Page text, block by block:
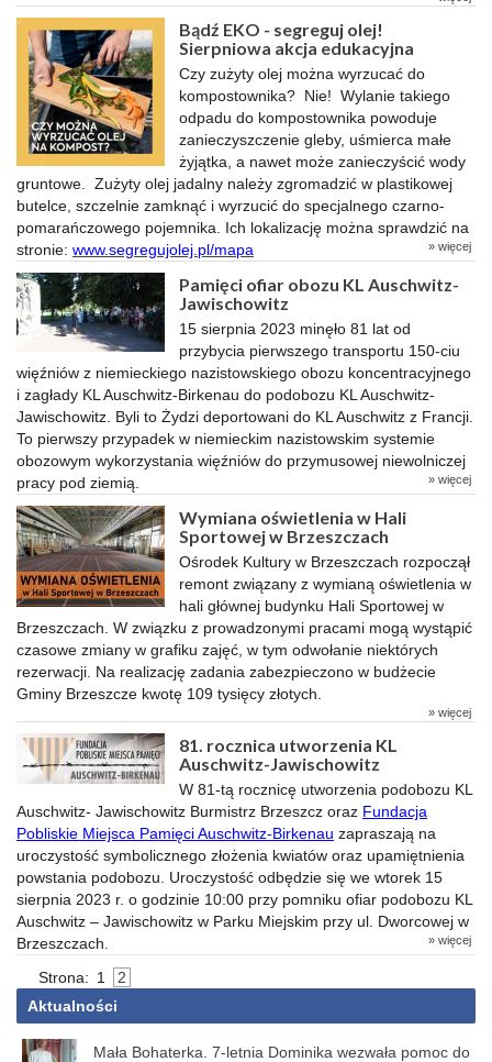
Bądź EKO - segreguj olej!
Sierpniowa akcja edukacyjna
Czy zużyty olej można wyrzucać do
kompostownika? Nie! Wylanie takiego
odpadu do kompostownika powoduje
zanieczyszczenie gleby, uśmierca małe
żyjątka, a nawet może zanieczyścić wody
gruntowe. Zużyty olej jadalny należy zgromadzić w plastikowej
butelce, szczelnie zamknąć i wyrzucić do specjalnego czarno-
pomarańczowego pojemnika. Ich lokalizację można sprawdzić na
stronie: www.segregujolej.pl/mapa » więcej
Pamięci ofiar obozu KL Auschwitz-
Jawischowitz
15 sierpnia 2023 minęło 81 lat od
przybycia pierwszego transportu 150-ciu
więźniów z niemieckiego nazistowskiego obozu koncentracyjnego
i zagłady KL Auschwitz-Birkenau do podobozu KL Auschwitz-
Jawischowitz. Byli to Żydzi deportowani do KL Auschwitz z Francji.
To pierwszy przypadek w niemieckim nazistowskim systemie
obozowym wykorzystania więźniów do przymusowej niewolniczej
pracy pod ziemią.
» więcej
Wymiana oświetlenia w Hali
Sportowej w Brzeszczach
Ośrodek Kultury w Brzeszczach rozpoczął
remont związany z wymianą oświetlenia w
hali głównej budynku Hali Sportowej w
Brzeszczach. W związku z prowadzonymi pracami mogą wystąpić
czasowe zmiany w grafiku zajęć, w tym odwołanie niektórych
rezerwacji. Na realizację zadania zabezpieczono w budżecie
Gminy Brzeszcze kwotę 109 tysięcy złotych.
» więcej
81. rocznica utworzenia KL
Auschwitz-Jawischowitz
W 81-tą rocznicę utworzenia podobozu KL
Auschwitz- Jawischowitz Burmistrz Brzeszcz oraz Fundacja
Pobliskie Miejsca Pamięci Auschwitz-Birkenau zapraszają na
uroczystość symbolicznego złożenia kwiatów oraz upamiętnienia
powstania podobozu. Uroczystość odbędzie się we wtorek 15
sierpnia 2023 r. o godzinie 10:00 przy pomniku ofiar podobozu KL
Auschwitz – Jawischowitz w Parku Miejskim przy ul. Dworcowej w
Brzeszczach.
» więcej
Strona: 1
2
Aktualności
Mała Bohaterka. 7-letnia Dominika wezwała pomoc do